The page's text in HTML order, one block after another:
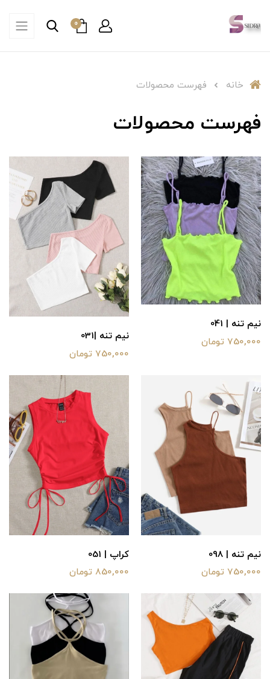
0
خانه فهرست محصولات
فهرست محصولات
نیم تنه | 041
750,000 تومان
نیم تنه |031
750,000 تومان
نیم تنه | 098
750,000 تومان
کراپ | 051
850,000 تومان